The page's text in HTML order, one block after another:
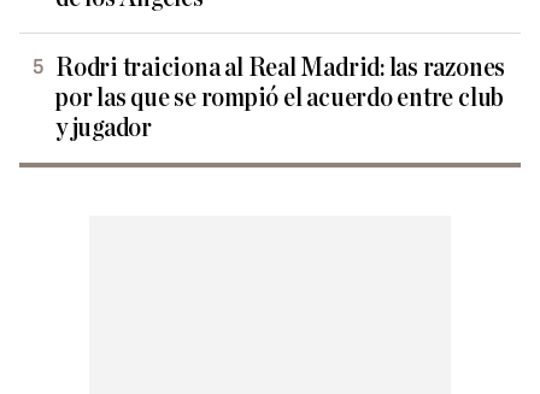
Rodri traiciona al Real Madrid: las razones
por las que se rompió el acuerdo entre club
y jugador